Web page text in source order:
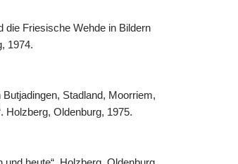
die Friesische Wehde in Bildern
1974.
Stadland, Moorriem,
Holzberg, Oldenburg, 1975.